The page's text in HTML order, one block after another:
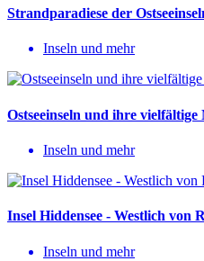
Strandparadiese der
Inseln und mehr
Ostseeinseln und ihre vielfältige
Inseln und mehr
Insel Hiddensee - Westlich von
Inseln und mehr